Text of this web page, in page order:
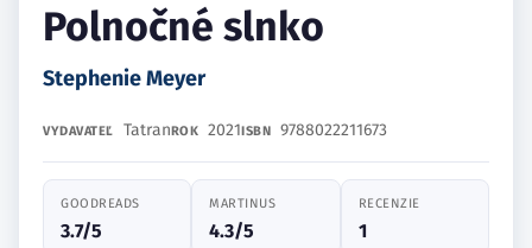
Polnočné slnko
Stephenie Meyer
VYDAVATEĽ TatranROK 2021ISBN 9788022211673
GOODREADS
3.7/5
MARTINUS
4.3/5
RECENZIE
1